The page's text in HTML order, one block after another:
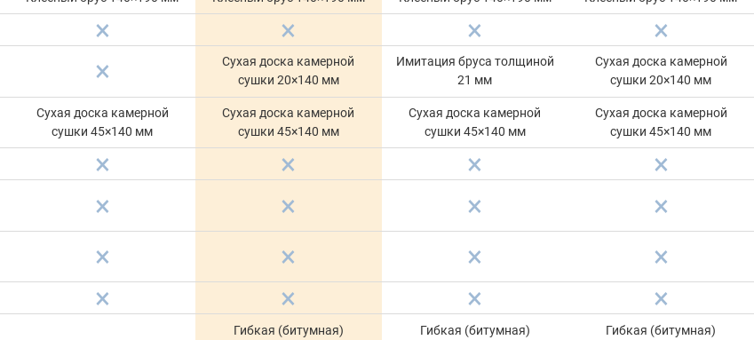
Сухая доска камерной
сушки 20×140 мм
Имитация бруса толщиной
21 мм
Сухая доска камерной
сушки 20×140 мм
Сухая доска камерной
сушки 45×140 мм
Сухая доска камерной
сушки 45×140 мм
Сухая доска камерной
сушки 45×140 мм
Сухая доска камерной
сушки 45×140 мм
Гибкая (битумная)
Гибкая (битумная)
Гибкая (битумная)